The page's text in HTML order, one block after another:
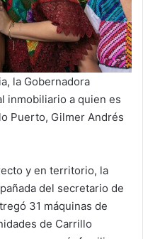
la Gobernadora
inmobiliario a quien es
Puerto, Gilmer Andrés
y en territorio, la
del secretario de
31 máquinas de
de Carrillo